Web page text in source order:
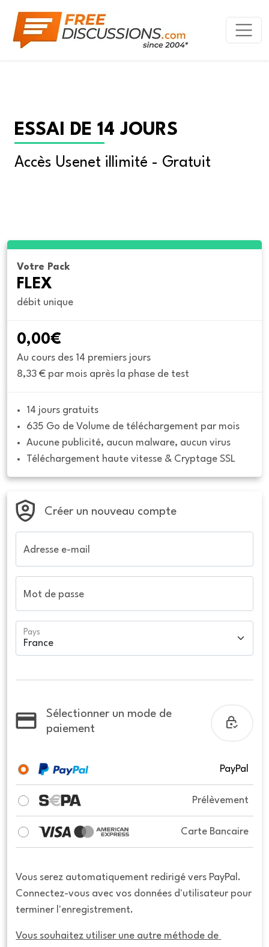
ESSAI DE 14 JOURS
Accès Usenet illimité - Gratuit
Votre Pack
FLEX
débit unique
0,00€
Au cours des 14 premiers jours
8,33 € par mois après la phase de test
14 jours gratuits
635 Go de Volume de téléchargement par mois
Aucune publicité, aucun malware, aucun virus
Téléchargement haute vitesse & Cryptage SSL
Créer un nouveau compte
Adresse e-mail
Mot de passe
Pays
Sélectionner un mode de
paiement
PayPal
Prélèvement
Carte Bancaire
Vous serez automatiquement redirigé vers PayPal.
Connectez-vous avec vos données d'utilisateur pour
terminer l'enregistrement.
Vous souhaitez utiliser une autre méthode de